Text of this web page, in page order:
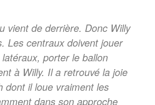
vient de derrière. Donc Willy
Les centraux doivent jouer
porter le ballon
à Willy. Il a retrouvé la joie
dont il loue vraiment les
dans son approche